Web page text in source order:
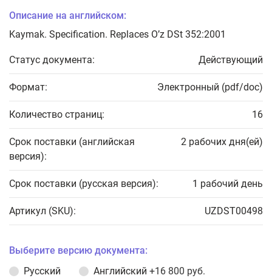
Описание на английском:
Kaymak. Specification. Replaces O’z DSt 352:2001
Статус документа: Действующий
Формат: Электронный (pdf/doc)
Количество страниц: 16
Срок поставки (английская
версия):
2 рабочих дня(ей)
Срок поставки (русская версия): 1 рабочий день
Артикул (SKU): UZDST00498
Выберите версию документа:
Русский
Английский +16 800 руб.